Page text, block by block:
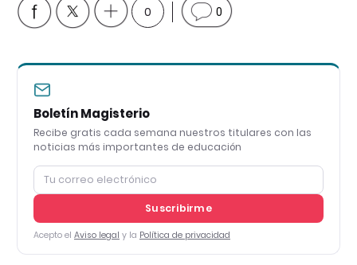
0 0
Boletín Magisterio
Recibe gratis cada semana nuestros titulares con las
noticias más importantes de educación
Suscribirme
Acepto el Aviso legal y la Política de privacidad